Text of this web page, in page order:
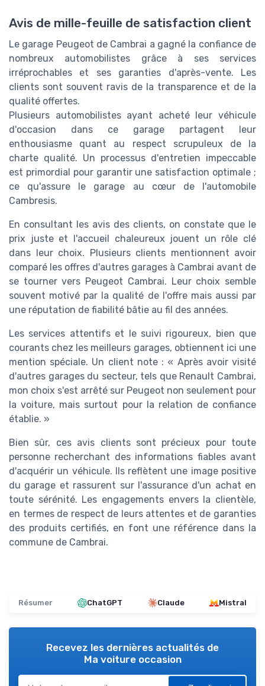
Avis de mille-feuille de satisfaction client
Le garage Peugeot de Cambrai a gagné la confiance de
nombreux automobilistes grâce à ses services
irréprochables et ses garanties d'après-vente. Les
clients sont souvent ravis de la transparence et de la
qualité offertes.
Plusieurs automobilistes ayant acheté leur véhicule
d'occasion dans ce garage partagent leur
enthousiasme quant au respect scrupuleux de la
charte qualité. Un processus d'entretien impeccable
est primordial pour garantir une satisfaction optimale ;
ce qu'assure le garage au cœur de l'automobile
Cambresis.
En consultant les avis des clients, on constate que le
prix juste et l'accueil chaleureux jouent un rôle clé
dans leur choix. Plusieurs clients mentionnent avoir
comparé les offres d'autres garages à Cambrai avant de
se tourner vers Peugeot Cambrai. Leur choix semble
souvent motivé par la qualité de l'offre mais aussi par
une réputation de fiabilité bâtie au fil des années.
Les services attentifs et le suivi rigoureux, bien que
courants chez les meilleurs garages, obtiennent ici une
mention spéciale. Un client note : « Après avoir visité
d'autres garages du secteur, tels que Renault Cambrai,
mon choix s'est arrêté sur Peugeot non seulement pour
la voiture, mais surtout pour la relation de confiance
établie. »
Bien sûr, ces avis clients sont précieux pour toute
personne recherchant des informations fiables avant
d'acquérir un véhicule. Ils reflètent une image positive
du garage et rassurent sur l'assurance d'un achat en
toute sérénité. Les engagements envers la clientèle,
en termes de respect de leurs attentes et de garanties
des produits certifiés, en font une référence dans la
commune de Cambrai.
Résumer ChatGPT Claude Mistral
Recevez les dernières actualités de
Ma voiture occasion